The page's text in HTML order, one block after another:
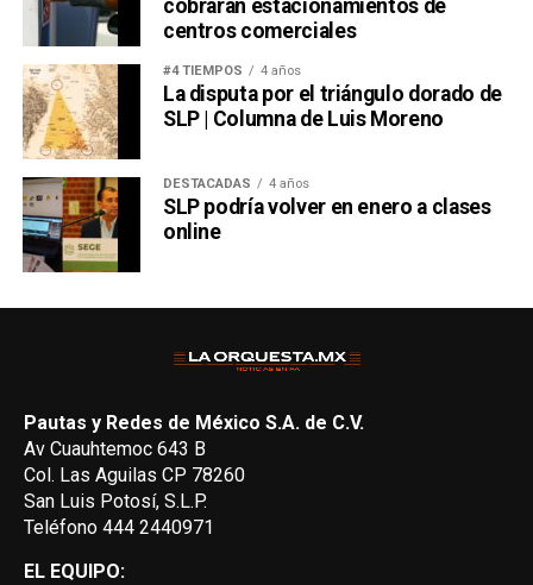
cobrarán estacionamientos de
centros comerciales
#4 TIEMPOS 4 años
La disputa por el triángulo dorado de
SLP | Columna de Luis Moreno
DESTACADAS 4 años
SLP podría volver en enero a clases
online
Pautas y Redes de México S.A. de C.V.
Av Cuauhtemoc 643 B
Col. Las Aguilas CP 78260
San Luis Potosí, S.L.P.
Teléfono 444 2440971
EL EQUIPO: